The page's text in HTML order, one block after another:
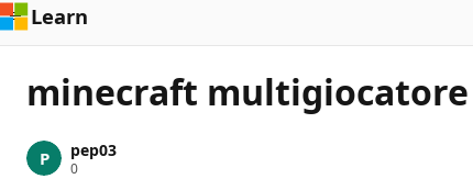
Learn
minecraft multigiocatore
pep03
0P